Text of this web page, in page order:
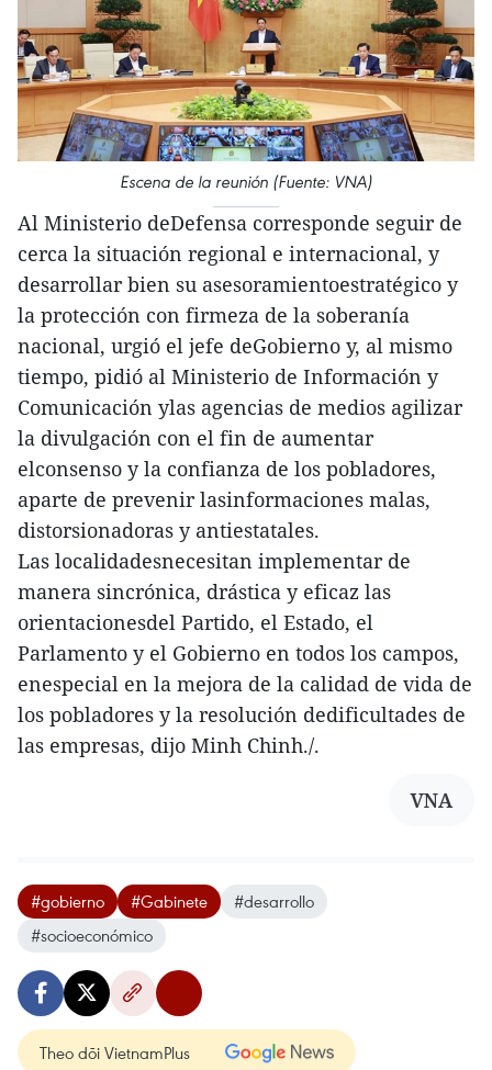
Escena de la reunión (Fuente: VNA)
Al Ministerio deDefensa corresponde seguir de
cerca la situación regional e internacional, y
desarrollar bien su asesoramientoestratégico y
la protección con firmeza de la soberanía
nacional, urgió el jefe deGobierno y, al mismo
tiempo, pidió al Ministerio de Información y
Comunicación ylas agencias de medios agilizar
la divulgación con el fin de aumentar
elconsenso y la confianza de los pobladores,
aparte de prevenir lasinformaciones malas,
distorsionadoras y antiestatales.
Las localidadesnecesitan implementar de
manera sincrónica, drástica y eficaz las
orientacionesdel Partido, el Estado, el
Parlamento y el Gobierno en todos los campos,
enespecial en la mejora de la calidad de vida de
los pobladores y la resolución dedificultades de
las empresas, dijo Minh Chinh./.
VNA
#gobierno #Gabinete
#desarrollo
#socioeconómico
Theo dõi VietnamPlus